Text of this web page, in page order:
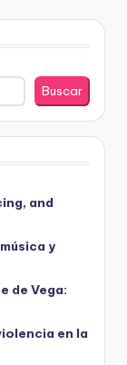
Buscar
and
y
de Vega:
en la